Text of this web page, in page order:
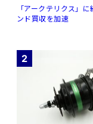
「アークテリクス」
ンド買収を加速
2